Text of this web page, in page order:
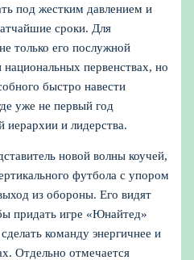
под жестким давлением и
сроки. Для
только его послужной
первенствах, но
быстро навести
уже не первый год
и лидерства.
новой волны коучей,
футбола с упором
из обороны. Его видят
придать игре «Юнайтед»
команду энергичнее и
Отдельно отмечается